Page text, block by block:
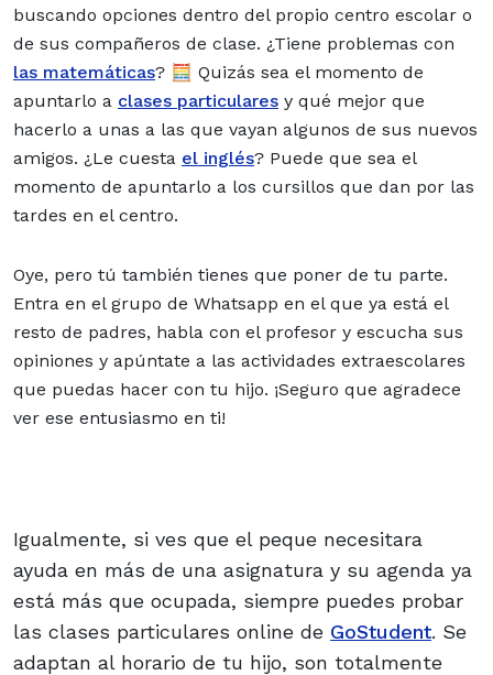
buscando opciones dentro del propio centro escolar o
de sus compañeros de clase. ¿Tiene problemas con
las matemáticas? 🧮 Quizás sea el momento de
apuntarlo a clases particulares y qué mejor que
hacerlo a unas a las que vayan algunos de sus nuevos
amigos. ¿Le cuesta el inglés? Puede que sea el
momento de apuntarlo a los cursillos que dan por las
tardes en el centro.
Oye, pero tú también tienes que poner de tu parte.
Entra en el grupo de Whatsapp en el que ya está el
resto de padres, habla con el profesor y escucha sus
opiniones y apúntate a las actividades extraescolares
que puedas hacer con tu hijo. ¡Seguro que agradece
ver ese entusiasmo en ti!
Igualmente, si ves que el peque necesitara
ayuda en más de una asignatura y su agenda ya
está más que ocupada, siempre puedes probar
las clases particulares online de GoStudent. Se
adaptan al horario de tu hijo, son totalmente